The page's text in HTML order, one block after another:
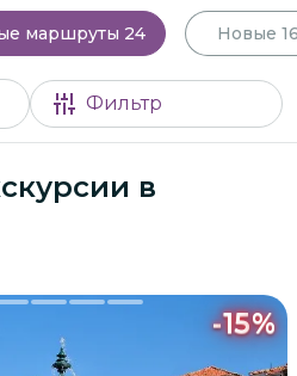
маршруты 24 Новые
Фильтр
в
-15%